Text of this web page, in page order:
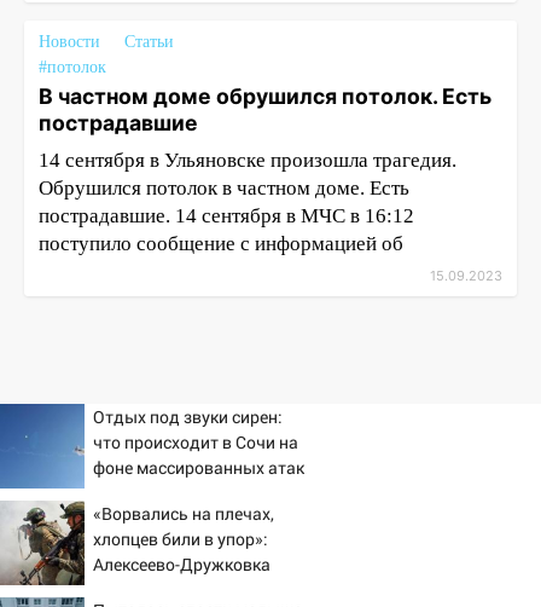
Новости
Статьи
#потолок
В частном доме обрушился потолок. Есть
пострадавшие
14 сентября в Ульяновске произошла трагедия.
Обрушился потолок в частном доме. Есть
пострадавшие. 14 сентября в МЧС в 16:12
поступило сообщение с информацией об
15.09.2023
Отдых под звуки сирен:
что происходит в Сочи на
фоне массированных атак
«Ворвались на плечах,
хлопцев били в упор»:
Алексеево-Дружковка